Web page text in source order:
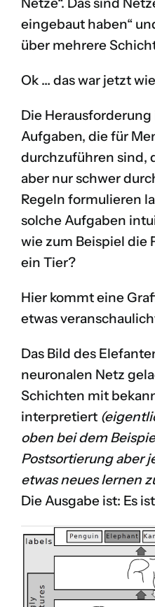
eingebaut haben“
über mehrere
Ok … das war jetzt
Die
Aufgaben, die für
durchzuführen sind,
aber nur schwer
Regeln formulieren
solche Aufgaben
wie zum Beispiel die
ein Tier?
Hier kommt eine
etwas
Das Bild des
neuronalen Netz
Schichten mit
interpretiert
oben bei dem
Postsortierung aber
etwas neues lernen
Die Ausgabe ist: Es